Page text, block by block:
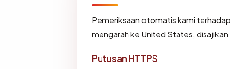
Pemeriksaan otomatis kami terhadap
mengarah ke United States,
Putusan HTTPS